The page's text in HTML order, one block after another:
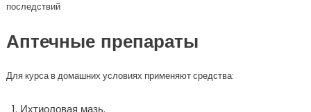
Аптечные препараты
Для курса в домашних условиях применяют средства:
Ихтиоловая мазь.